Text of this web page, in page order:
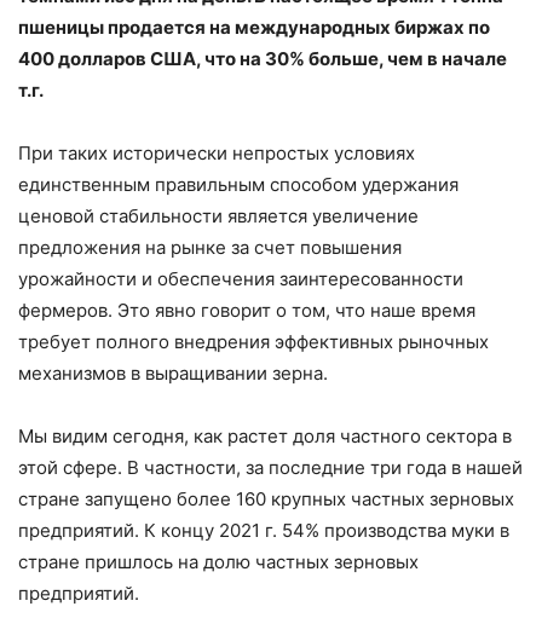
пшеницы продается на международных биржах по
400 долларов США, что на 30% больше, чем в начале
т.г.
При таких исторически непростых условиях
единственным правильным способом удержания
ценовой стабильности является увеличение
предложения на рынке за счет повышения
урожайности и обеспечения заинтересованности
фермеров. Это явно говорит о том, что наше время
требует полного внедрения эффективных рыночных
механизмов в выращивании зерна.
Мы видим сегодня, как растет доля частного сектора в
этой сфере. В частности, за последние три года в нашей
стране запущено более 160 крупных частных зерновых
предприятий. К концу 2021 г. 54% производства муки в
стране пришлось на долю частных зерновых
предприятий.